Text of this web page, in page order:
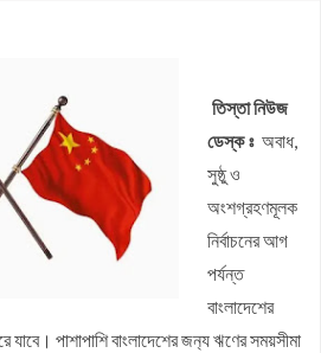
কর্মকর্তা-কর্মচারীদের সুখবর দিলেন অর্থমন্ত্রী
সরকারের কোষাগারে নেই ১ শতাংশও
অংশ নেবে জামায়াত
জামায়াত প্রার্থী দেবে কিনা, জানা গেল
তিস্তা নিউজ
ডেস্ক ঃ অবাধ,
সুষ্ঠু ও
অংশগ্রহণমূলক
নির্বাচনের আগ
পর্যন্ত
বাংলাদেশের
যাবে। পাশাপাশি বাংলাদেশের জন‍্য ঋণের সময়সীমা